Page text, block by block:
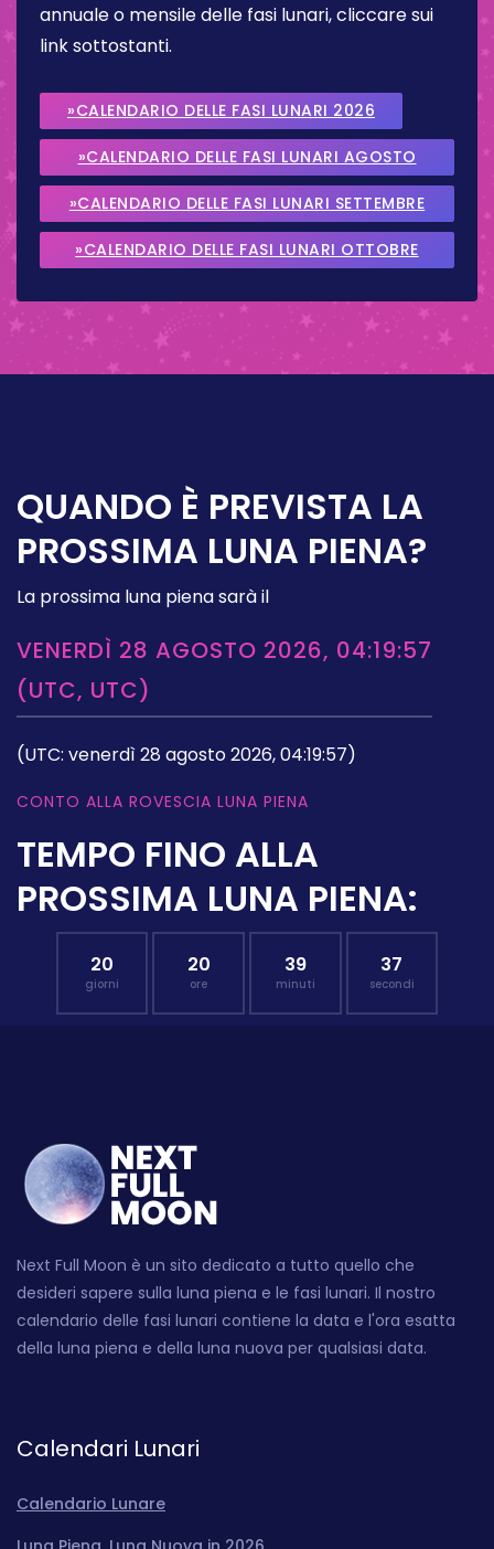
annuale o mensile delle fasi lunari, cliccare sui
link sottostanti.
»CALENDARIO DELLE FASI LUNARI 2026
»CALENDARIO DELLE FASI LUNARI AGOSTO
2026
»CALENDARIO DELLE FASI LUNARI SETTEMBRE
2026
»CALENDARIO DELLE FASI LUNARI OTTOBRE
QUANDO È PREVISTA LA
PROSSIMA LUNA PIENA?
La prossima luna piena sarà il
VENERDÌ 28 AGOSTO 2026, 04:19:57
(UTC, UTC)
(UTC: venerdì 28 agosto 2026, 04:19:57)
CONTO ALLA ROVESCIA LUNA PIENA
TEMPO FINO ALLA
PROSSIMA LUNA PIENA:
20
giorni
20
ore
39
minuti
36
secondi
Next Full Moon è un sito dedicato a tutto quello che
desideri sapere sulla luna piena e le fasi lunari. Il nostro
calendario delle fasi lunari contiene la data e l'ora esatta
della luna piena e della luna nuova per qualsiasi data.
Calendari Lunari
Calendario Lunare